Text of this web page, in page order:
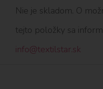
Nie je skladom. O
tejto položky sa
info@textilstar.sk